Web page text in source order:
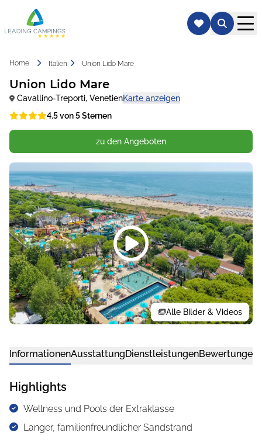
Home Italien Union Lido Mare
Union Lido Mare
Cavallino-Treporti, VenetienKarte anzeigen
4.5 von 5 Sternen
zu den Angeboten
Alle Bilder & Videos
InformationenAusstattungDienstleistungenBewertungen
Highlights
Wellness und Pools der Extraklasse
Langer, familienfreundlicher Sandstrand